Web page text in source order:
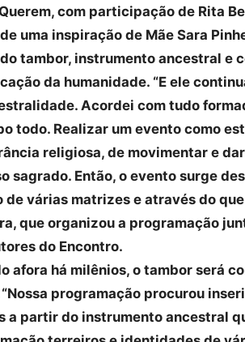
com participação de Rita
uma inspiração de Mãe Sara
tambor, instrumento ancestral e
da humanidade. “E ele
Acordei com tudo
todo. Realizar um evento como
religiosa, de movimentar e
sagrado. Então, o evento surge
várias matrizes e através do que
que organizou a programação
do Encontro.
afora há milênios, o tambor será
programação procurou
a partir do instrumento ancestral